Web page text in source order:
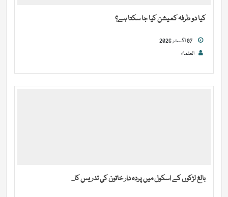
کیا دو طرفہ کمیشن کیا جا سکتا ہے؟
العلماء
بالغ لڑکوں کے اسکول میں پردہ دار خاتون کی تدریس کا...